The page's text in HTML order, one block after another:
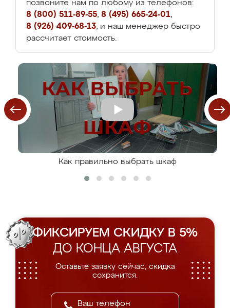
позвоните нам по любому из телефонов:
8 (800) 511-89-55, 8 (495) 665-24-01,
8 (926) 409-68-13, и наш менеджер быстро
рассчитает стоимость.
Как правильно выбрать шкаф
ФИКСИРУЕМ СКИДКУ В 5%
ДО КОНЦА АВГУСТА
Оставьте заявку сейчас, скидка
сохранится.